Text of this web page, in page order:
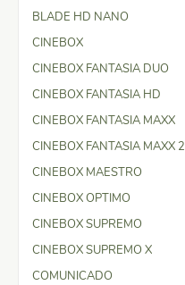
BLADE HD NANO
CINEBOX
CINEBOX FANTASIA DUO
CINEBOX FANTASIA HD
CINEBOX FANTASIA MAXX
CINEBOX FANTASIA MAXX 2
CINEBOX MAESTRO
CINEBOX OPTIMO
CINEBOX SUPREMO
CINEBOX SUPREMO X
COMUNICADO